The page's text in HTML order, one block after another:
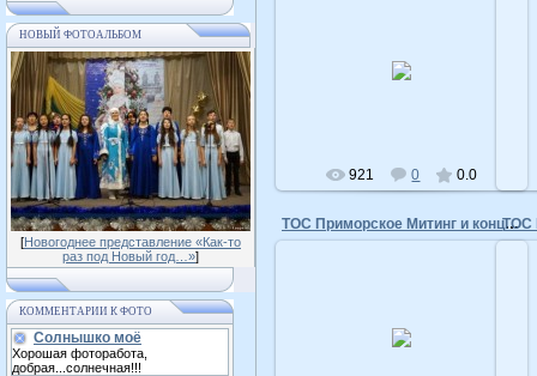
НОВЫЙ ФОТОАЛЬБОМ
[Новогоднее представление «Как-то
раз под Новый год…»]
КОММЕНТАРИИ К ФОТО
Солнышко моё
Хорошая фоторабота,
добрая...солнечная!!!
921 0 0.0
ТОС Приморское Митинг и концерт 9 мая 2015 год